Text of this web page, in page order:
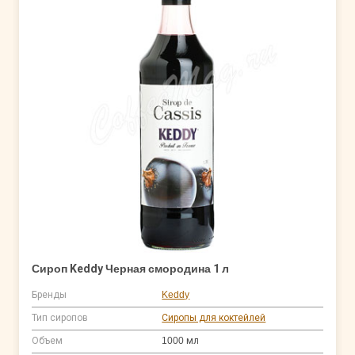
Сироп Keddy Черная смородина 1 л
Бренды Keddy
Тип сиропов Сиропы для коктейлей
Объем 1000 мл